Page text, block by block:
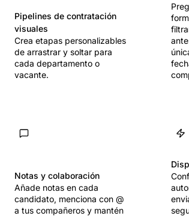
Pipelines de contratación
visuales
Crea etapas personalizables
de arrastrar y soltar para
cada departamento o
vacante.
Notas y colaboración
Añade notas en cada
candidato, menciona con @
a tus compañeros y mantén